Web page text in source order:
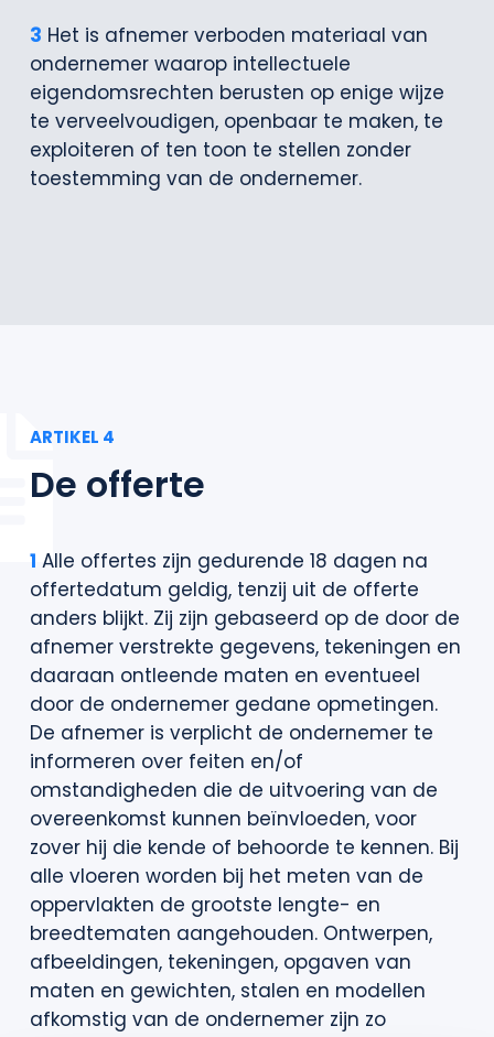
3 Het is afnemer verboden materiaal van
ondernemer waarop intellectuele
eigendomsrechten berusten op enige wijze
te verveelvoudigen, openbaar te maken, te
exploiteren of ten toon te stellen zonder
toestemming van de ondernemer.
ARTIKEL 4
De offerte
1 Alle offertes zijn gedurende 18 dagen na
offertedatum geldig, tenzij uit de offerte
anders blijkt. Zij zijn gebaseerd op de door de
afnemer verstrekte gegevens, tekeningen en
daaraan ontleende maten en eventueel
door de ondernemer gedane opmetingen.
De afnemer is verplicht de ondernemer te
informeren over feiten en/of
omstandigheden die de uitvoering van de
overeenkomst kunnen beïnvloeden, voor
zover hij die kende of behoorde te kennen. Bij
alle vloeren worden bij het meten van de
oppervlakten de grootste lengte- en
breedtematen aangehouden. Ontwerpen,
afbeeldingen, tekeningen, opgaven van
maten en gewichten, stalen en modellen
afkomstig van de ondernemer zijn zo